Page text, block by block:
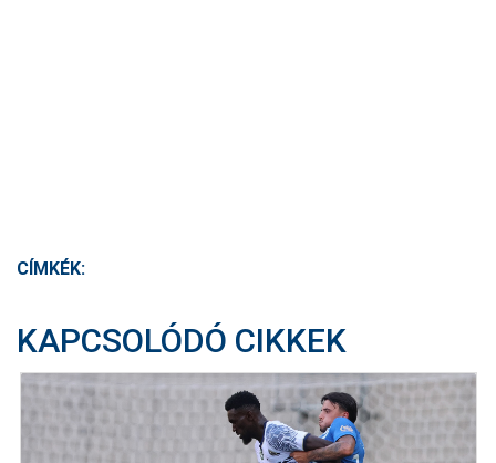
CÍMKÉK:
KAPCSOLÓDÓ CIKKEK